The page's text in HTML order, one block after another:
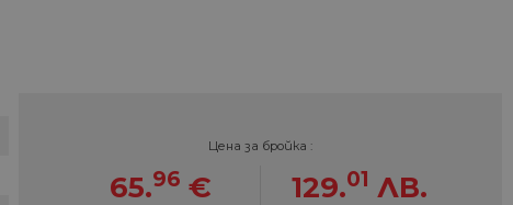
Цена за бройка :
65.96 € 129.01 ЛВ.